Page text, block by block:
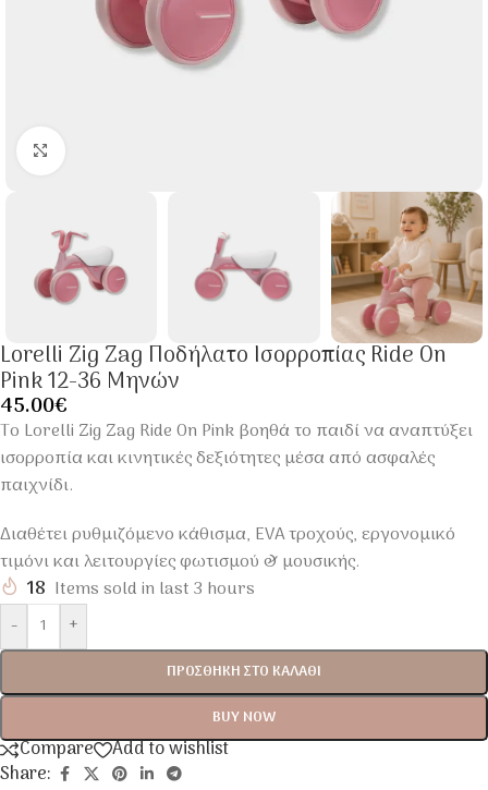
Lorelli Zig Zag Ποδήλατο Ισορροπίας Ride On
Pink 12-36 Μηνών
45.00€
Το Lorelli Zig Zag Ride On Pink βοηθά το παιδί να αναπτύξει
ισορροπία και κινητικές δεξιότητες μέσα από ασφαλές
παιχνίδι.
Διαθέτει ρυθμιζόμενο κάθισμα, EVA τροχούς, εργονομικό
τιμόνι και λειτουργίες φωτισμού & μουσικής.
18 Items sold in last 3 hours
-
+
ΠΡΟΣΘΉΚΗ ΣΤΟ ΚΑΛΆΘΙ
BUY NOW
Compare
Add to wishlist
Share: